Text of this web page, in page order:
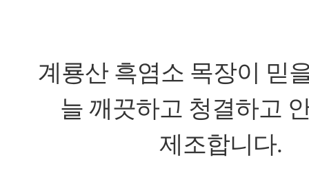
계룡산 흑염소 목장이 믿
늘 깨끗하고 청결하고
제조합니다.